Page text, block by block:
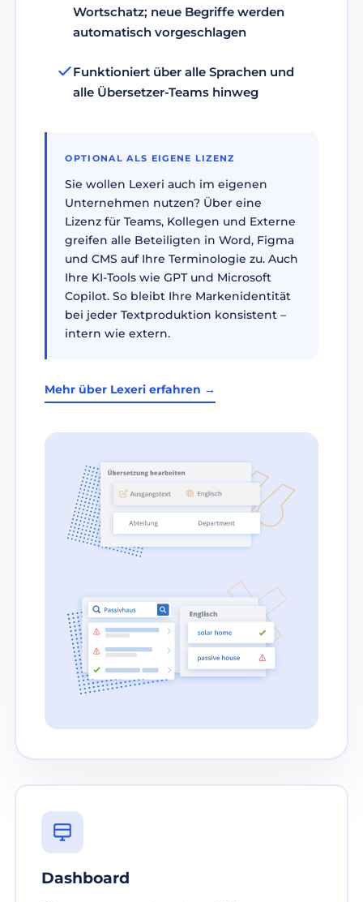
Wortschatz; neue Begriffe werden
automatisch vorgeschlagen
Funktioniert über alle Sprachen und
alle Übersetzer-Teams hinweg
OPTIONAL ALS EIGENE LIZENZ
Sie wollen Lexeri auch im eigenen
Unternehmen nutzen? Über eine
Lizenz für Teams, Kollegen und Externe
greifen alle Beteiligten in Word, Figma
und CMS auf Ihre Terminologie zu. Auch
Ihre KI-Tools wie GPT und Microsoft
Copilot. So bleibt Ihre Markenidentität
bei jeder Textproduktion konsistent –
intern wie extern.
Mehr über Lexeri erfahren →
Dashboard